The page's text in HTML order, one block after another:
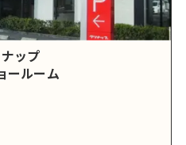
ップ
ールーム